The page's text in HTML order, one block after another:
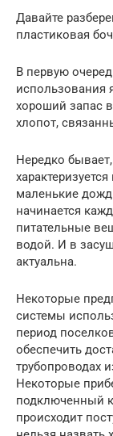
Давайте
пластиковая
В первую
использования
хороший запас
хлопот,
Нередко
маленькие
начинается
питательные
водой. И в
актуальна.
Некоторые
системы
период
обеспечить
трубопроводах
Некоторые
подключенный
происходит